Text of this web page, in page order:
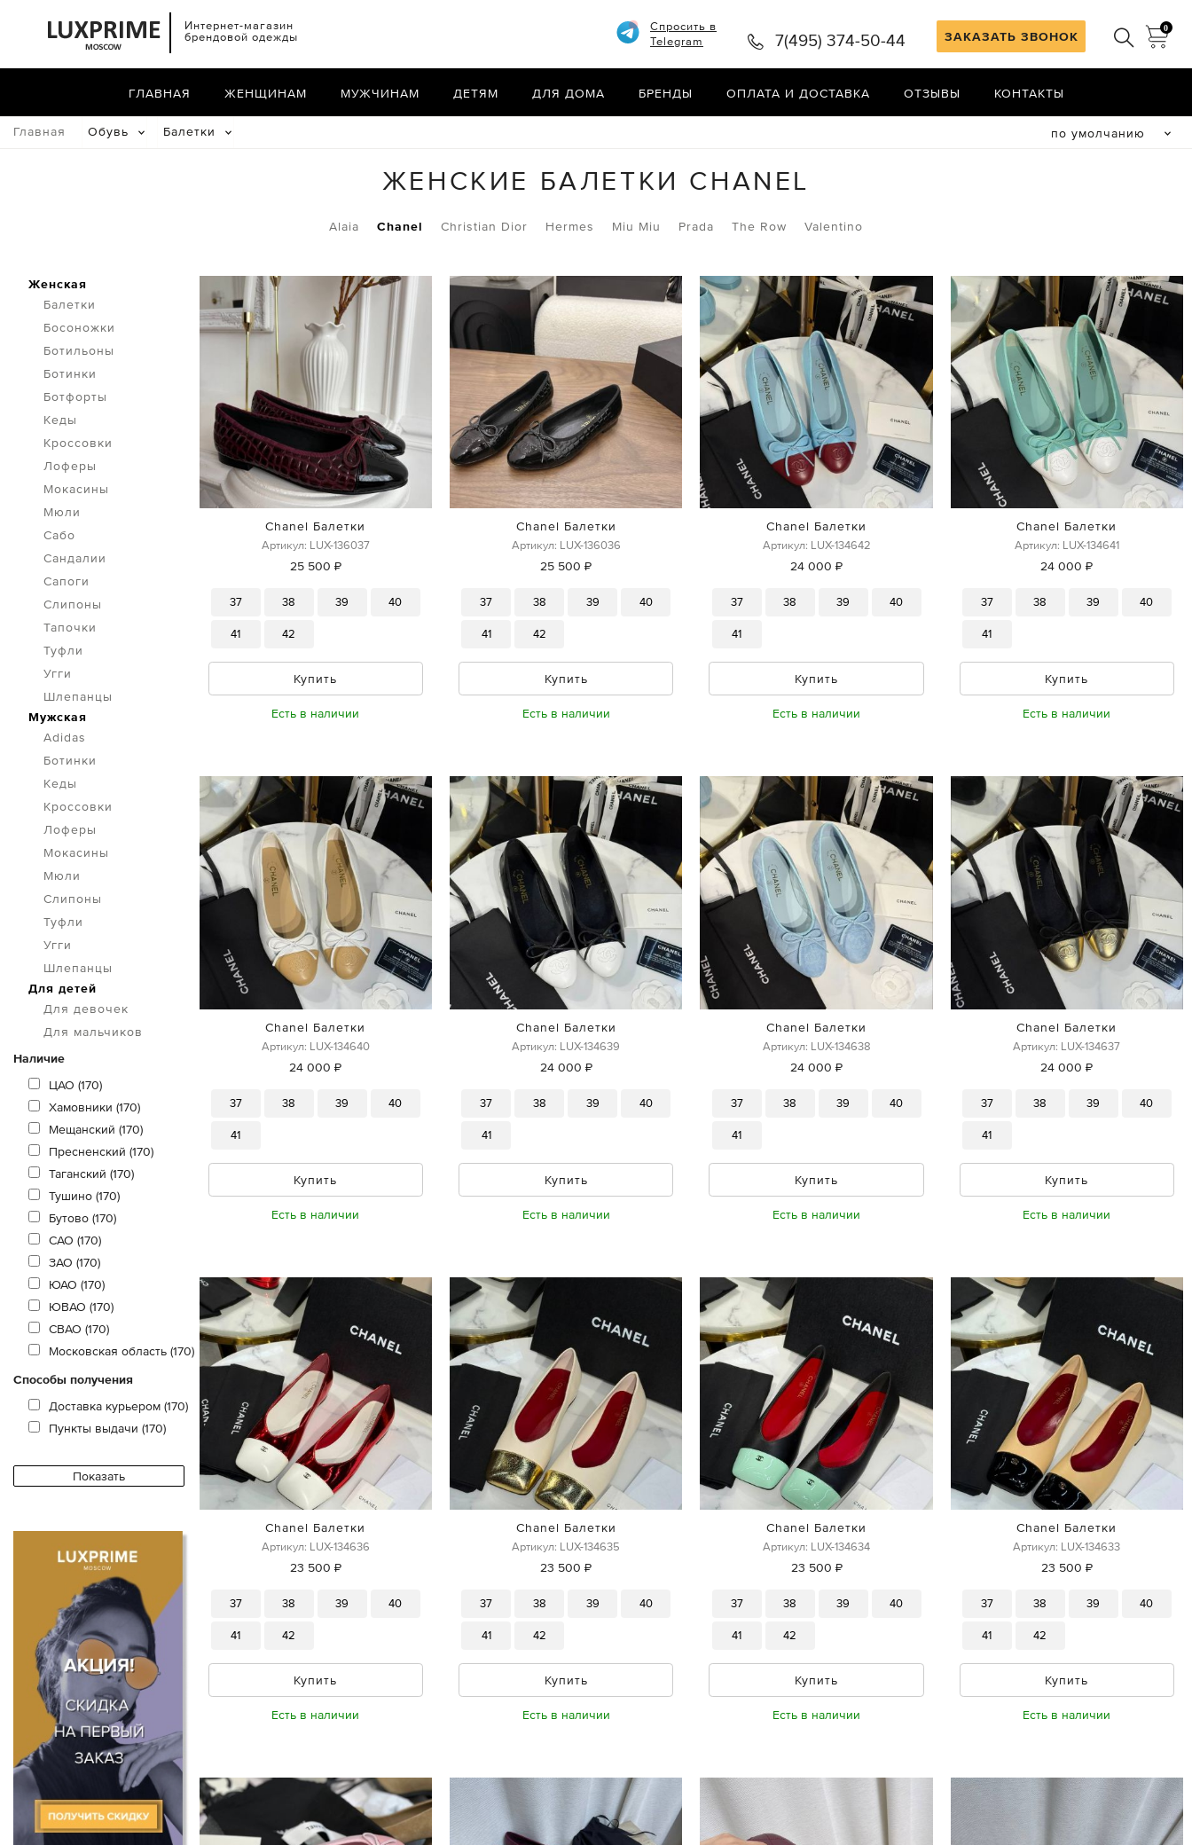
Интернет-магазин
брендовой одежды
ЗАКАЗАТЬ ЗВОНОК
0
Спросить в
Telegram
7(495) 374-50-44
ГЛАВНАЯ ЖЕНЩИНАМ МУЖЧИНАМ ДЕТЯМ ДЛЯ ДОМА БРЕНДЫ ОПЛАТА И ДОСТАВКА ОТЗЫВЫ КОНТАКТЫ
Главная Обувь Балетки по умолчанию
ЖЕНСКИЕ БАЛЕТКИ CHANEL
Alaia Chanel Christian Dior Hermes Miu Miu Prada The Row Valentino
Женская
Балетки
Босоножки
Ботильоны
Ботинки
Ботфорты
Кеды
Кроссовки
Лоферы
Мокасины
Мюли
Сабо
Сандалии
Сапоги
Слипоны
Тапочки
Туфли
Угги
Шлепанцы
Мужская
Adidas
Ботинки
Кеды
Кроссовки
Лоферы
Мокасины
Мюли
Слипоны
Туфли
Угги
Шлепанцы
Для детей
Для девочек
Для мальчиков
Наличие
ЦАО (170)
Хамовники (170)
Мещанский (170)
Пресненский (170)
Таганский (170)
Тушино (170)
Бутово (170)
САО (170)
ЗАО (170)
ЮАО (170)
ЮВАО (170)
СВАО (170)
Московская область (170)
Способы получения
Доставка курьером (170)
Пункты выдачи (170)
Chanel Балетки
Артикул: LUX-136037
25 500 ₽
37 38 39 40
41 42
Купить
Есть в наличии
Chanel Балетки
Артикул: LUX-136036
25 500 ₽
37 38 39 40
41 42
Купить
Есть в наличии
Chanel Балетки
Артикул: LUX-134642
24 000 ₽
37 38 39 40
41
Купить
Есть в наличии
Chanel Балетки
Артикул: LUX-134641
24 000 ₽
37 38 39 40
41
Купить
Есть в наличии
Chanel Балетки
Артикул: LUX-134640
24 000 ₽
37 38 39 40
41
Купить
Есть в наличии
Chanel Балетки
Артикул: LUX-134639
24 000 ₽
37 38 39 40
41
Купить
Есть в наличии
Chanel Балетки
Артикул: LUX-134638
24 000 ₽
37 38 39 40
41
Купить
Есть в наличии
Chanel Балетки
Артикул: LUX-134637
24 000 ₽
37 38 39 40
41
Купить
Есть в наличии
Chanel Балетки
Артикул: LUX-134636
23 500 ₽
37 38 39 40
41 42
Купить
Есть в наличии
Chanel Балетки
Артикул: LUX-134635
23 500 ₽
37 38 39 40
41 42
Купить
Есть в наличии
Chanel Балетки
Артикул: LUX-134634
23 500 ₽
37 38 39 40
41 42
Купить
Есть в наличии
Chanel Балетки
Артикул: LUX-134633
23 500 ₽
37 38 39 40
41 42
Купить
Есть в наличии